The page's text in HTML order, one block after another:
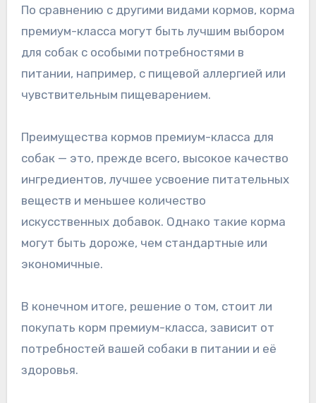
По сравнению с другими видами кормов, корма
премиум-класса могут быть лучшим выбором
для собак с особыми потребностями в
питании, например, с пищевой аллергией или
чувствительным пищеварением.
Преимущества кормов премиум-класса для
собак — это, прежде всего, высокое качество
ингредиентов, лучшее усвоение питательных
веществ и меньшее количество
искусственных добавок. Однако такие корма
могут быть дороже, чем стандартные или
экономичные.
В конечном итоге, решение о том, стоит ли
покупать корм премиум-класса, зависит от
потребностей вашей собаки в питании и её
здоровья.